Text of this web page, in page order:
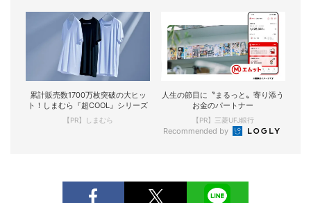
累計販売数1700万枚突破の大ヒッ
ト！しまむら『超COOL』シリーズ
【PR】しまむら
人生の節目に〝まるっと〟寄り添う
お金のパートナー
【PR】三菱UFJ銀行
Recommended by